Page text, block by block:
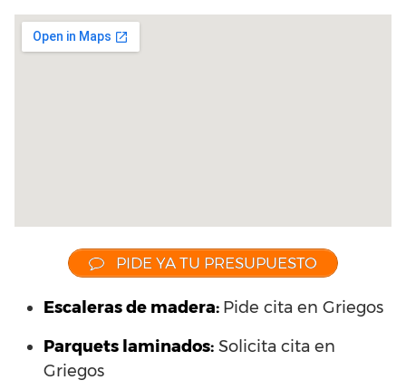
PIDE YA TU PRESUPUESTO
Escaleras de madera: Pide cita en Griegos
Parquets laminados: Solicita cita en
Griegos